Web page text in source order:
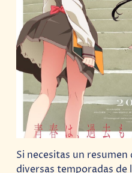
Si necesitas un resumen
diversas temporadas de